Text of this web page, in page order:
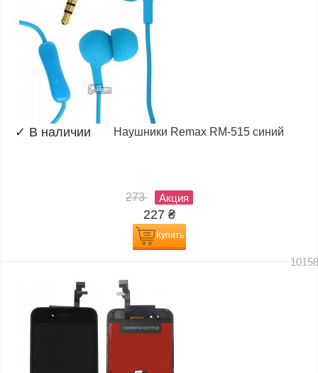
✓ В наличии Наушники Remax RM-515 синий
273 Акция
227 ₴
Купить